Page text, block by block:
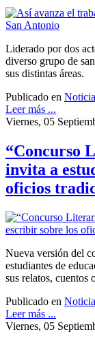
Liderado por dos
diverso grupo de
sus distintas áreas.
Publicado en
Leer más ...
Viernes, 05
“Concurso
invita a
oficios
Nueva versión del
estudiantes de
sus relatos, cuentos
Publicado en
Leer más ...
Viernes, 05